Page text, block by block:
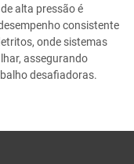
alta pressão é
consistente
onde sistemas
assegurando
desafiadoras.